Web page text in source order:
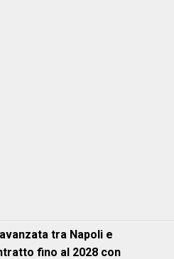
tra Napoli e
fino al 2028 con